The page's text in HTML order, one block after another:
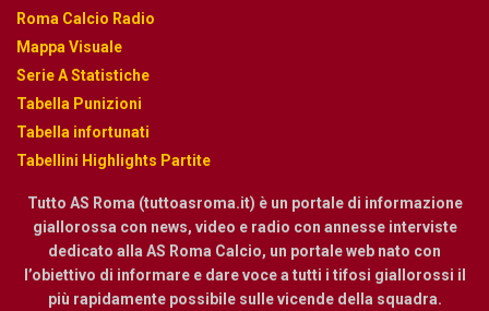
Roma Calcio Radio
Mappa Visuale
Serie A Statistiche
Tabella Punizioni
Tabella infortunati
Tabellini Highlights Partite
Tutto AS Roma (tuttoasroma.it) è un portale di informazione
giallorossa con news, video e radio con annesse interviste
dedicato alla AS Roma Calcio, un portale web nato con
l’obiettivo di informare e dare voce a tutti i tifosi giallorossi il
più rapidamente possibile sulle vicende della squadra.